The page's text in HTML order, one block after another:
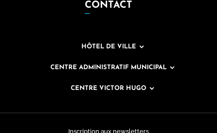
CONTACT
HÔTEL DE VILLE
CENTRE ADMINISTRATIF MUNICIPAL
CENTRE VICTOR HUGO
Inscription aux newsletters